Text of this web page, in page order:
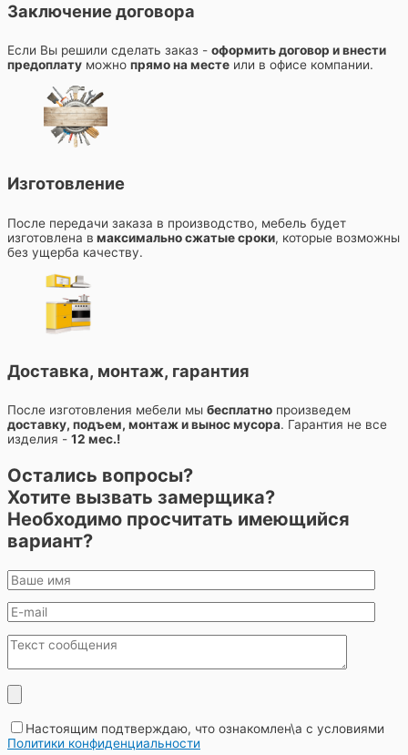
Заключение договора
Если Вы решили сделать заказ - оформить договор и внести
предоплату можно прямо на месте или в офисе компании.
Изготовление
После передачи заказа в производство, мебель будет
изготовлена в максимально сжатые сроки, которые возможны
без ущерба качеству.
Доставка, монтаж, гарантия
После изготовления мебели мы бесплатно произведем
доставку, подъем, монтаж и вынос мусора. Гарантия не все
изделия - 12 мес.!
Остались вопросы?
Хотите вызвать замерщика?
Необходимо просчитать имеющийся
вариант?
Настоящим подтверждаю, что ознакомлен\а с условиями
Политики конфиденциальности